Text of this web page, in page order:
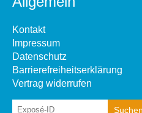
Kontakt
Impressum
Datenschutz
Barrierefreiheitserklärung
Vertrag widerrufen